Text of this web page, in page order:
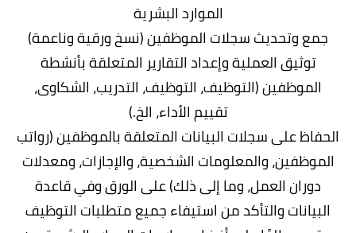
الموارد البشرية
جمع وتحديث سجلات الموظفين (نسخ ورقية وناعمة)
توثيق العملية وإعداد التقارير المتعلقة بأنشطة
الموظفين (التوظيف، التوظيف، التدريب، الشكاوى،
تقييم الأداء، الخ.)
الحفاظ على سجلات البيانات المتعلقة بالموظفين (رواتب
الموظفين، والمعلومات الشخصية، والإجازات، ومعدلات
دوران العمل، وما إلى ذلك) على الورق وفي قاعدة
البيانات والتأكد من استيفاء جميع متطلبات التوظيف